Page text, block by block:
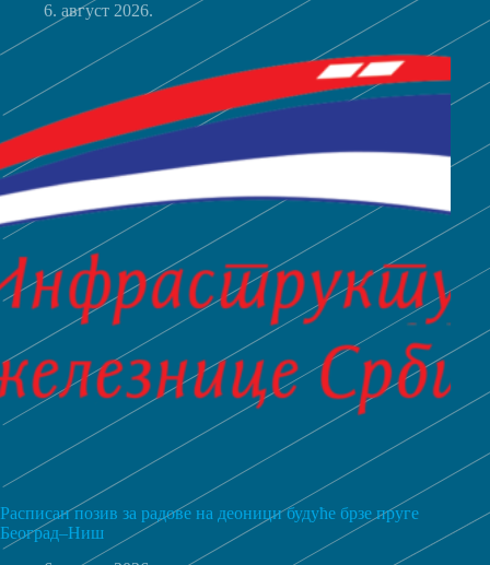
6. август 2026.
Расписан позив за радове на деоници будуће брзе пруге
Београд–Ниш